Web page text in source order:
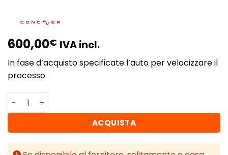
600,00€ IVA incl.
In fase d’acquisto specificate l’auto per velocizzare il
processo.
Concaver CVR7 20x9,5 ET22 5x120 Platinum Black
ACQUISTA